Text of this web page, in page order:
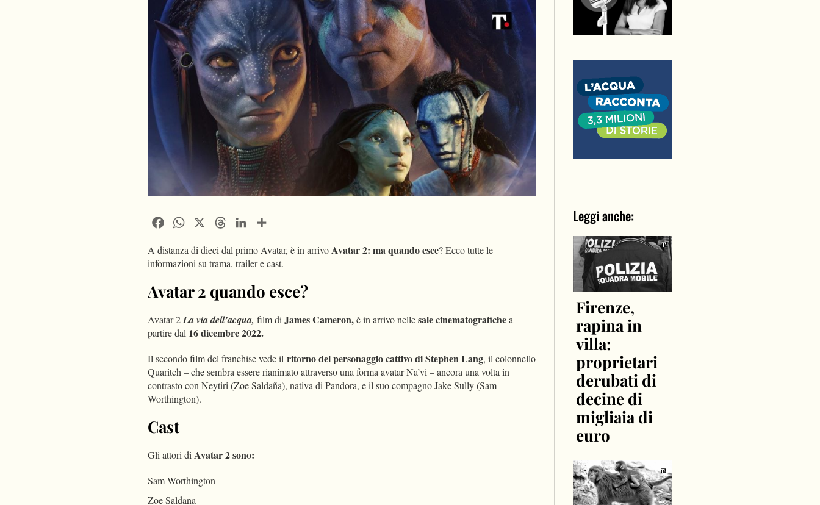
FacebookWhatsApp ThreadsLinkedIn
A distanza di dieci dal primo Avatar, è in arrivoAvatar 2: ma quando esce? Ecco tutte le
informazioni su trama, trailer e cast.
Avatar 2 quando esce?
Avatar 2La via dell’acqua, film diJames Cameron,è in arrivo nellesale cinematografichea
partire dal 16 dicembre 2022.
Il secondo film del franchise vede il ritorno del personaggio cattivo di Stephen Lang, il colonnello
Quaritch – che sembra essere rianimato attraverso una forma avatar Na’vi – ancora una volta in
contrasto con Neytiri (Zoe Saldaña), nativa di Pandora, e il suo compagno Jake Sully (Sam
Worthington).
Cast
Gli attori diAvatar 2 sono:
Sam Worthington
Zoe Saldana
Leggi anche:
Firenze,
rapina in
villa:
proprietari
derubati di
decine di
migliaia di
euro